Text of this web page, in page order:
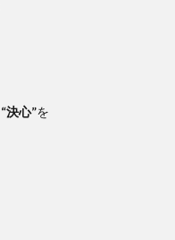
“決心”を